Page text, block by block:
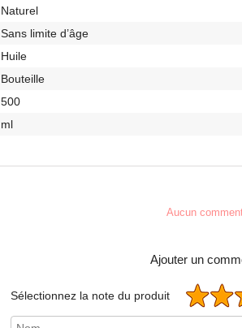
Naturel
Sans limite d’âge
Huile
Bouteille
500
ml
Aucun
Ajouter un
Sélectionnez la note du produit